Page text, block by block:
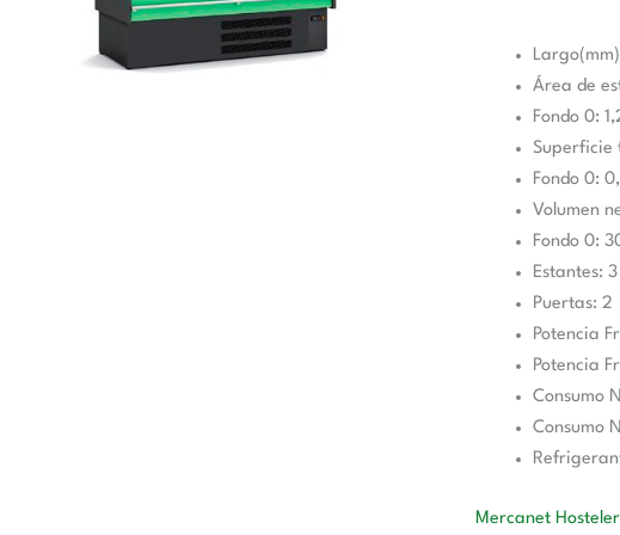
Área de
Fondo 0:
Superficie
Fondo 0:
Volumen
Fondo 0:
Estantes: 3
Puertas: 2
Potencia
Potencia
Consumo
Consumo
Mercanet